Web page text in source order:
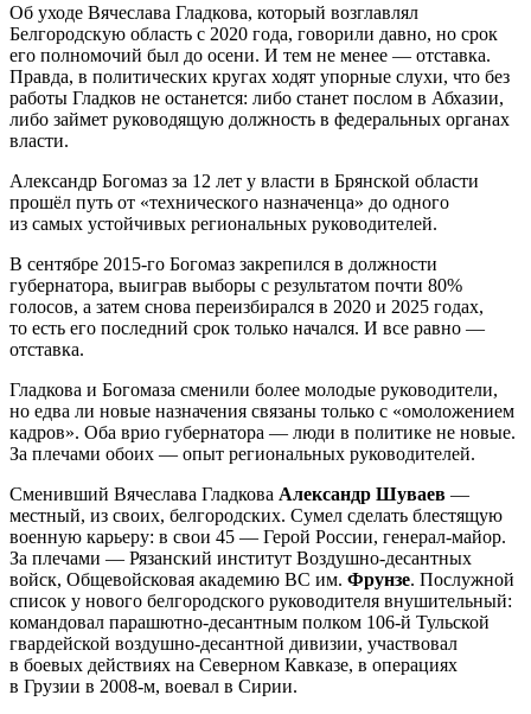
Об уходе Вячеслава Гладкова, который возглавлял
Белгородскую область с 2020 года, говорили давно, но срок
его полномочий был до осени. И тем не менее — отставка.
Правда, в политических кругах ходят упорные слухи, что без
работы Гладков не останется: либо станет послом в Абхазии,
либо займет руководящую должность в федеральных органах
власти.
Александр Богомаз за 12 лет у власти в Брянской области
прошёл путь от «технического назначенца» до одного
из самых устойчивых региональных руководителей.
В сентябре 2015-го Богомаз закрепился в должности
губернатора, выиграв выборы с результатом почти 80%
голосов, а затем снова переизбирался в 2020 и 2025 годах,
то есть его последний срок только начался. И все равно —
отставка.
Гладкова и Богомаза сменили более молодые руководители,
но едва ли новые назначения связаны только с «омоложением
кадров». Оба врио губернатора — люди в политике не новые.
За плечами обоих — опыт региональных руководителей.
Сменивший Вячеслава Гладкова Александр Шуваев —
местный, из своих, белгородских. Сумел сделать блестящую
военную карьеру: в свои 45 — Герой России, генерал-майор.
За плечами — Рязанский институт Воздушно-десантных
войск, Общевойсковая академию ВС им. Фрунзе. Послужной
список у нового белгородского руководителя внушительный:
командовал парашютно-десантным полком 106-й Тульской
гвардейской воздушно-десантной дивизии, участвовал
в боевых действиях на Северном Кавказе, в операциях
в Грузии в 2008-м, воевал в Сирии.